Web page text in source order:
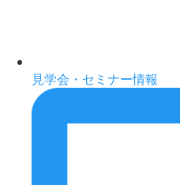
見学会・セミナー情報